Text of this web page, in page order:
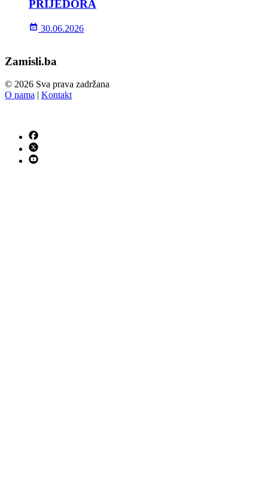
PRIJEDORA
30.06.2026
Zamisli.ba
© 2026 Sva prava zadržana
O nama | Kontakt